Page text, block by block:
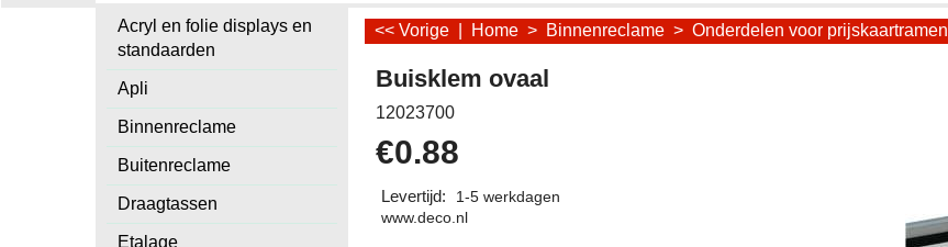
Acryl en folie displays en
standaarden
Apli
Binnenreclame
Buitenreclame
Draagtassen
Etalage
<< Vorige Home > Binnenreclame > Onderdelen voor prijskaartramen
Buisklem ovaal
12023700
€0.88
Levertijd:
1-5 werkdagen
www.deco.nl